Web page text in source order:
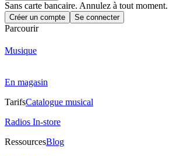
Sans carte bancaire. Annulez à tout moment.
Créer un compte Se connecter
Parcourir
Musique
En magasin
TarifsCatalogue musical
Radios In-store
RessourcesBlog